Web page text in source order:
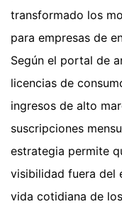
transformado los
para empresas de
Según el portal de
licencias de
ingresos de alto
suscripciones
estrategia permite
visibilidad fuera del
vida cotidiana de